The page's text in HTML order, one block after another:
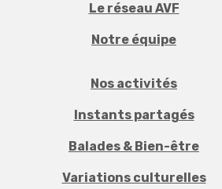
Le réseau AVF
Notre équipe
Nos activités
Instants partagés
Balades & Bien-être
Variations culturelles